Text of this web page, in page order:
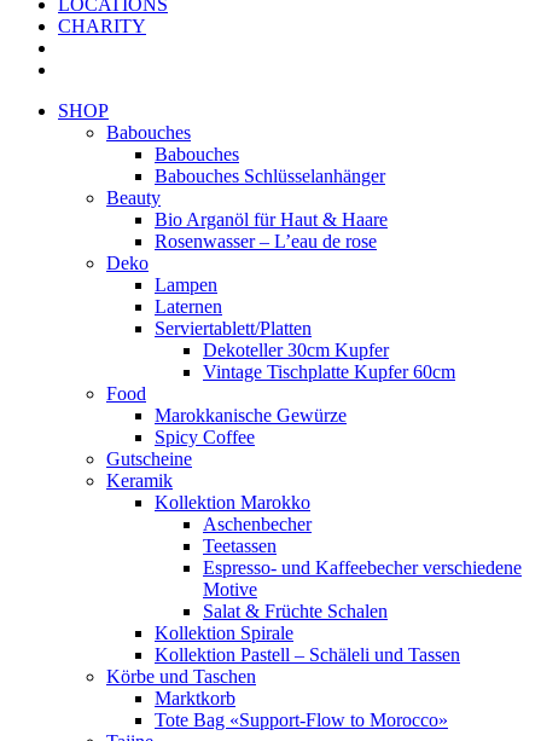
LOCATIONS
CHARITY
SHOP
Babouches
Babouches
Babouches Schlüsselanhänger
Beauty
Bio Arganöl für Haut & Haare
Rosenwasser – L’eau de rose
Deko
Lampen
Laternen
Serviertablett/Platten
Dekoteller 30cm Kupfer
Vintage Tischplatte Kupfer 60cm
Food
Marokkanische Gewürze
Spicy Coffee
Gutscheine
Keramik
Kollektion Marokko
Aschenbecher
Teetassen
Espresso- und Kaffeebecher verschiedene
Motive
Salat & Früchte Schalen
Kollektion Spirale
Kollektion Pastell – Schäleli und Tassen
Körbe und Taschen
Marktkorb
Tote Bag «Support-Flow to Morocco»